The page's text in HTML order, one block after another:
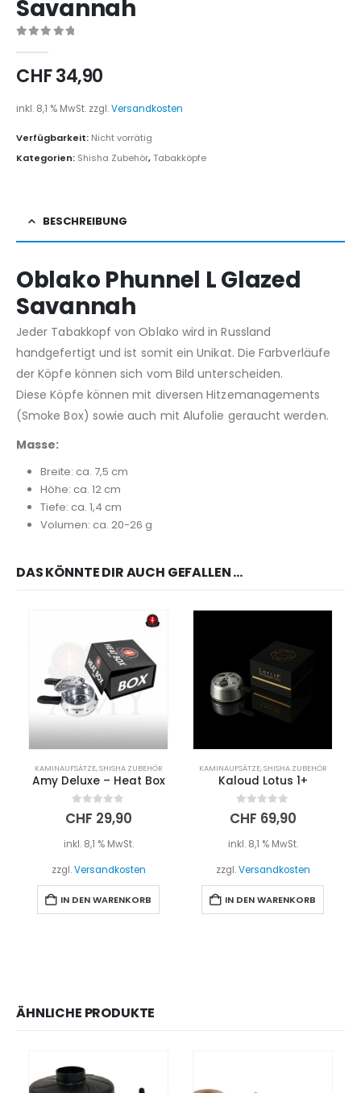
Savannah
CHF34,90
inkl. 8,1 % MwSt. zzgl.Versandkosten
Verfügbarkeit: Nicht vorrätig
Kategorien: Shisha Zubehör,Tabakköpfe
BESCHREIBUNG
Oblako Phunnel L Glazed
Savannah
Jeder Tabakkopf von Oblako wird in Russland
handgefertigt und ist somit ein Unikat. Die Farbverläufe
der Köpfe können sich vom Bild unterscheiden.
Diese Köpfe können mit diversen Hitzemanagements
(Smoke Box) sowie auch mit Alufolie geraucht werden.
Masse:
Breite: ca. 7,5 cm
Höhe: ca. 12 cm
Tiefe: ca. 1,4 cm
Volumen: ca. 20-26 g
DAS KÖNNTE DIR AUCH GEFALLEN …
KAMINAUFSÄTZE,SHISHA ZUBEHÖR
Amy Deluxe – Heat Box
0out of 5
CHF 29,90
inkl. 8,1 % MwSt.
zzgl.Versandkosten
IN DEN WARENKORB
KAMINAUFSÄTZE,SHISHA ZUBEHÖR
Kaloud Lotus 1+
0out of 5
CHF 69,90
inkl. 8,1 % MwSt.
zzgl.Versandkosten
IN DEN WARENKORB
ÄHNLICHE PRODUKTE